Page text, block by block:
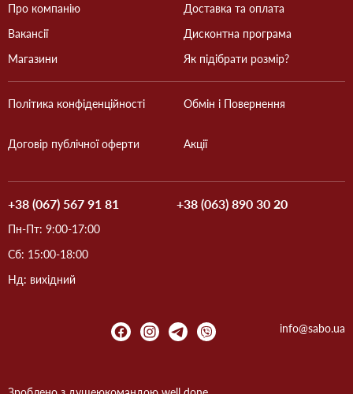
Про компанію
Вакансії
Магазини
Доставка та оплата
Дисконтна програма
Як підібрати розмір?
Політика конфіденційності
Договір публічної оферти
Обмін і Повернення
Акції
+38 (067) 567 91 81 +38 (063) 890 30 20
Пн-Пт: 9:00-17:00
Сб: 15:00-18:00
Нд: вихідний
info@sabo.ua